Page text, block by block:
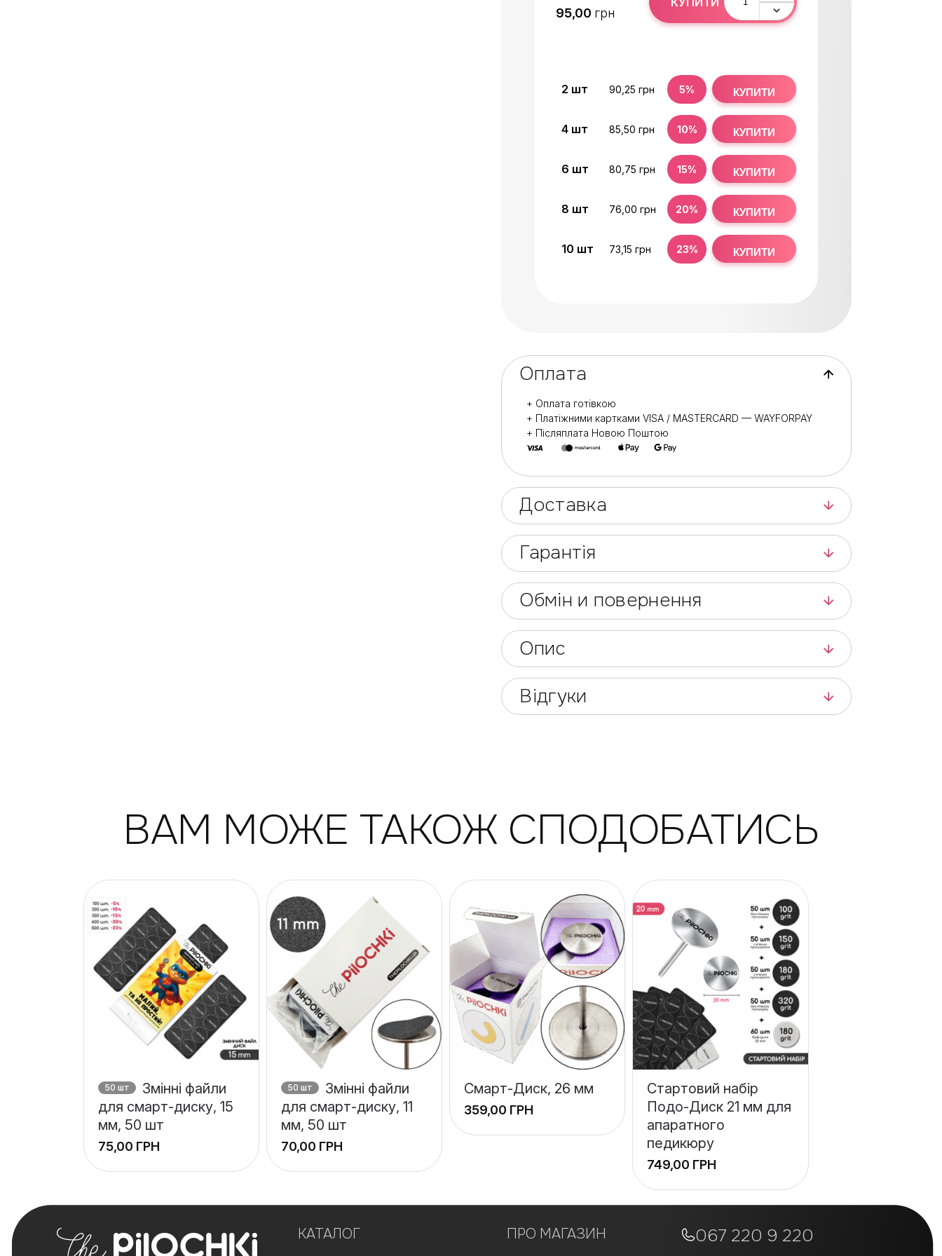
грн
2 шт 90,25 грн 5% КУПИТИ
4 шт 85,50 грн 10% КУПИТИ
6 шт 80,75 грн 15% КУПИТИ
8 шт 76,00 грн 20% КУПИТИ
10 шт 73,15 грн 23% КУПИТИ
Оплата
+ Оплата готівкою
+ Платіжними картками VISA / MASTERCARD — WAYFORPAY
+ Післяплата Новою Поштою
Доставка
Гарантія
Обмін и повернення
Опис
Відгуки
ВАМ МОЖЕ ТАКОЖ СПОДОБАТИСЬ
50 шт
Змінні файли
для смарт-диску, 15
мм, 50 шт
ГРН
50 шт
Змінні файли
для смарт-диску, 11
мм, 50 шт
ГРН
Смарт-Диск, 26 мм
ГРН
Стартовий набір
Подо-Диск 21 мм для
апаратного
педикюру
ГРН
КАТАЛОГ ПРО МАГАЗИН 067 220 9 220